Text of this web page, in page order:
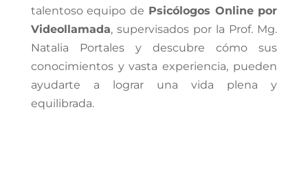
talentoso equipo de Psicólogos Online por
Videollamada, supervisados por la Prof. Mg.
Natalia Portales y descubre cómo sus
conocimientos y vasta experiencia, pueden
ayudarte a lograr una vida plena y
equilibrada.